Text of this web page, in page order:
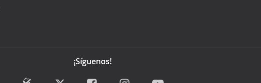
¡Síguenos!